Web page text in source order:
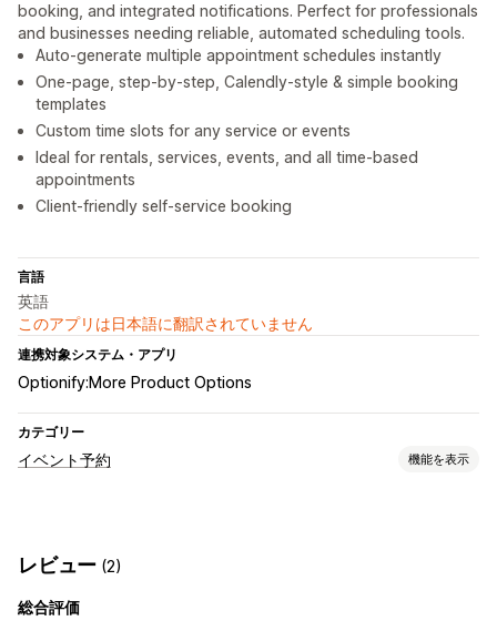
booking, and integrated notifications. Perfect for professionals
and businesses needing reliable, automated scheduling tools.
Auto-generate multiple appointment schedules instantly
One-page, step-by-step, Calendly-style & simple booking
templates
Custom time slots for any service or events
Ideal for rentals, services, events, and all time-based
appointments
Client-friendly self-service booking
言語
英語
このアプリは日本語に翻訳されていません
連携対象システム・アプリ
Optionify:More Product Options
カテゴリー
イベント予約 機能を表示
カスタムイベント
予約管理
レビュー (2)
総合評価